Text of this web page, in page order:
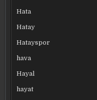
Hata
Hatay
Hatayspor
hava
Hayal
hayat